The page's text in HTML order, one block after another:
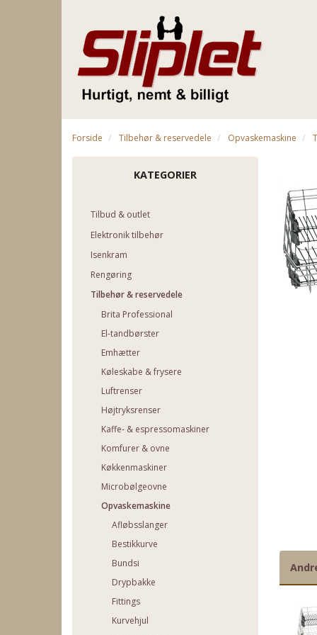
Forside Tilbehør & reservedele Opvaskemaskine
KATEGORIER
Tilbud & outlet
Elektronik tilbehør
Isenkram
Rengøring
Tilbehør & reservedele
Brita Professional
El-tandbørster
Emhætter
Køleskabe & frysere
Luftrenser
Højtryksrenser
Kaffe- & espressomaskiner
Komfurer & ovne
Køkkenmaskiner
Microbølgeovne
Opvaskemaskine
Afløbsslanger
Bestikkurve
Bundsi
Drypbakke
Fittings
Kurvehjul